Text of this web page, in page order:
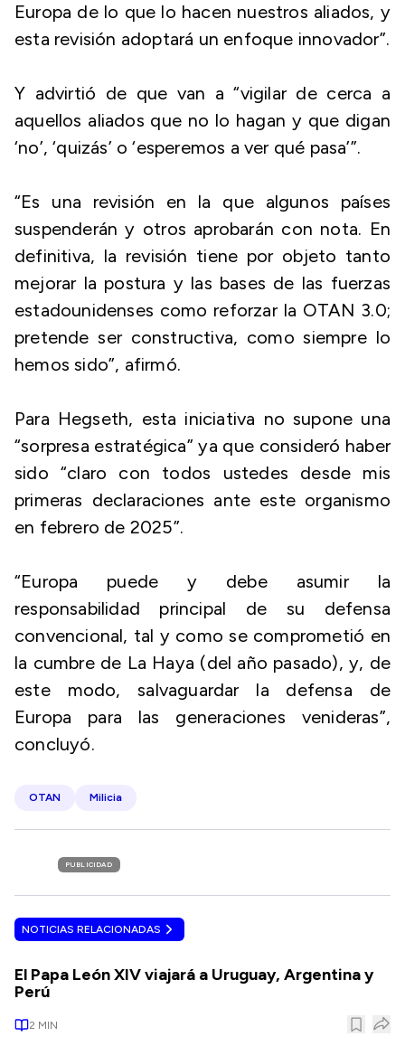
Europa de lo que lo hacen nuestros aliados, y
esta revisión adoptará un enfoque innovador”.
Y advirtió de que van a “vigilar de cerca a
aquellos aliados que no lo hagan y que digan
‘no’, ‘quizás’ o ‘esperemos a ver qué pasa’”.
“Es una revisión en la que algunos países
suspenderán y otros aprobarán con nota. En
definitiva, la revisión tiene por objeto tanto
mejorar la postura y las bases de las fuerzas
estadounidenses como reforzar la OTAN 3.0;
pretende ser constructiva, como siempre lo
hemos sido”, afirmó.
Para Hegseth, esta iniciativa no supone una
“sorpresa estratégica” ya que consideró haber
sido “claro con todos ustedes desde mis
primeras declaraciones ante este organismo
en febrero de 2025”.
“Europa puede y debe asumir la
responsabilidad principal de su defensa
convencional, tal y como se comprometió en
la cumbre de La Haya (del año pasado), y, de
este modo, salvaguardar la defensa de
Europa para las generaciones venideras”,
concluyó.
OTAN Milicia
PUBLICIDAD
NOTICIAS RELACIONADAS
El Papa León XIV viajará a Uruguay, Argentina y
Perú
2 MIN